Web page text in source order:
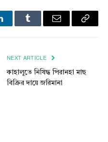
Tumblr Email
Copy
NEXT ARTICLE
কাহালুতে নিষিদ্ধ পিরানহা মাছ
বিক্রির দায়ে জরিমানা